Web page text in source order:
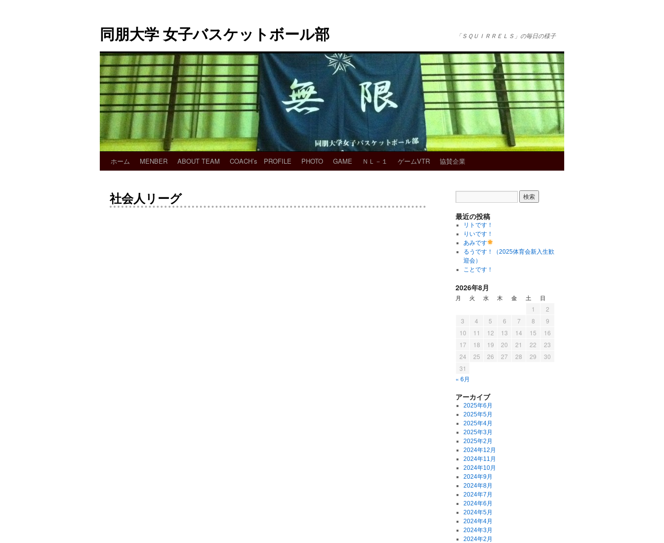
同朋大学 女子バスケットボール部 「ＳＱＵＩＲＲＥＬＳ」の毎日の様子
ホーム MENBER ABOUT TEAM COACH’s PROFILE PHOTO GAME ＮＬ－１ ゲームVTR 協賛企業
社会人リーグ
最近の投稿
リトです！
りいです！
あみです
るうです！（2025体育会新入生歓
迎会）
ことです！
2026年8月
月 火 水 木 金 土 日
« 6月
1
2
3
4 5 6 7 8
9
10
11 12 13 14 15
16
17
18 19 20 21 22
23
24
25 26 27 28 29
30
31
アーカイブ
2025年6月
2025年5月
2025年4月
2025年3月
2025年2月
2024年12月
2024年11月
2024年10月
2024年9月
2024年8月
2024年7月
2024年6月
2024年5月
2024年4月
2024年3月
2024年2月